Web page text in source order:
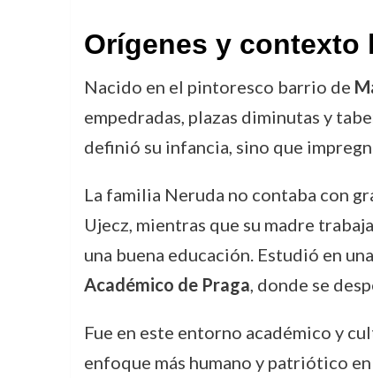
Orígenes y contexto
Nacido en el pintoresco barrio de
empedradas, plazas diminutas y
definió su infancia, sino que
La familia Neruda no contaba con
Ujecz, mientras que su madre
una buena educación. Estudió en
Académico de Praga, donde se
Fue en este entorno académico y
enfoque más humano y patriótico